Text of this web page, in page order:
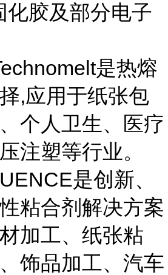
化胶及部分电子
是热熔
,应用于纸张包
个人卫生、医疗
注塑等行业。
是创新、
粘合剂解决方案
加工、纸张粘
饰品加工、汽车